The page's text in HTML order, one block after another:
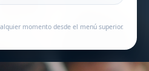
momento desde el menú superior.